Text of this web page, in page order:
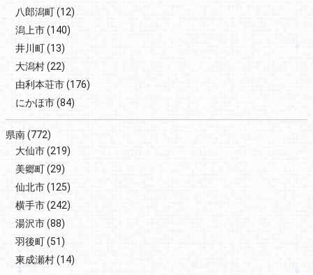
八郎潟町(12)
潟上市(140)
井川町(13)
大潟村(22)
由利本荘市(176)
にかほ市(84)
県南(772)
大仙市(219)
美郷町(29)
仙北市(125)
横手市(242)
湯沢市(88)
羽後町(51)
東成瀬村(14)